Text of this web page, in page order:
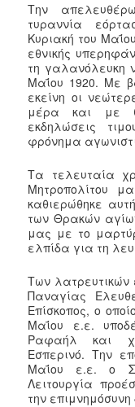
Την
τυραννία
Κυριακή του
εθνικής
τη γαλανόλευκη
Μαΐου 1920. Με
εκείνη οι
μέρα και με
εκδηλώσεις
φρόνημα
Τα τελευταία
καθιερώθηκε
των Θρακών
μας με το
ελπίδα για τη
Των λατρευτικών
Παναγίας
Επίσκοπος, ο
Μαΐου ε.ε.
Ραφαήλ και
Εσπερινό. Την
Μαΐου ε.ε. ο
Λειτουργία
την